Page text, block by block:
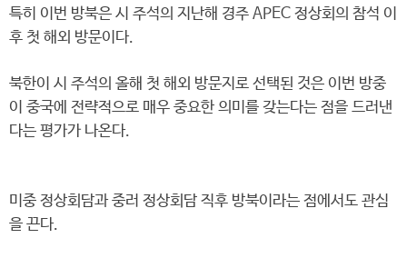
특히 이번 방북은 시 주석의 지난해 경주 APEC 정상회의 참석 이
후 첫 해외 방문이다.
북한이 시 주석의 올해 첫 해외 방문지로 선택된 것은 이번 방중
이 중국에 전략적으로 매우 중요한 의미를 갖는다는 점을 드러낸
다는 평가가 나온다.
미중 정상회담과 중러 정상회담 직후 방북이라는 점에서도 관심
을 끈다.